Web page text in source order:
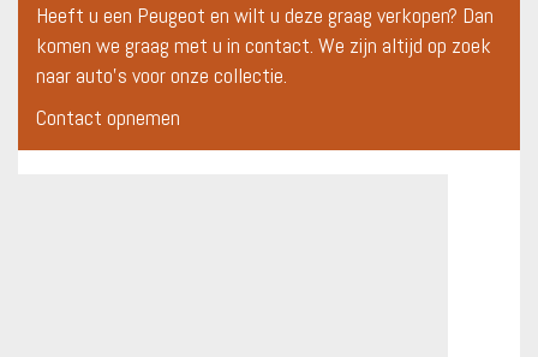
Heeft u een Peugeot en wilt u deze graag verkopen? Dan
komen we graag met u in contact. We zijn altijd op zoek
naar auto's voor onze collectie.
Contact opnemen